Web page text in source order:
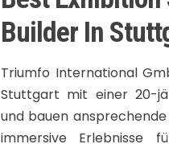
Builder In
Triumfo International
Stuttgart mit einer 20-
und bauen
immersive Erlebnisse